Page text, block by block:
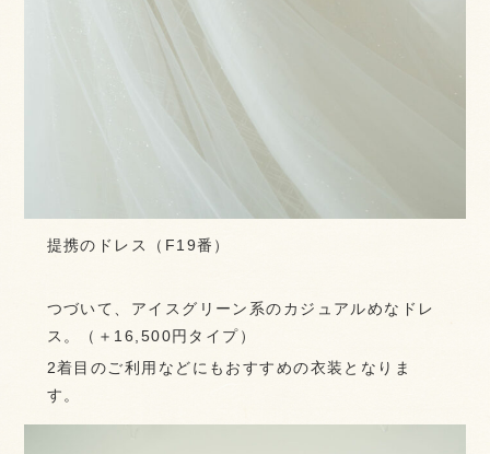
提携のドレス（F19番）
つづいて、アイスグリーン系のカジュアルめなドレ
ス。（＋16,500円タイプ）
2着目のご利用などにもおすすめの衣装となりま
す。